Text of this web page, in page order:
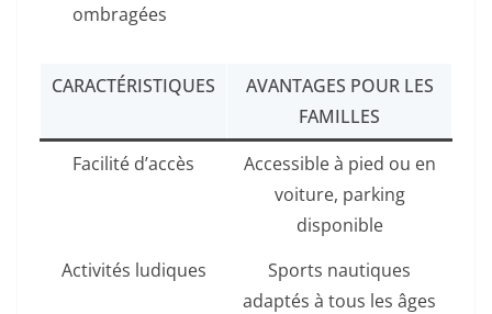
ombragées
CARACTÉRISTIQUES
AVANTAGES POUR LES
FAMILLES
Facilité d’accès
Accessible à pied ou en
voiture, parking
disponible
Activités ludiques
Sports nautiques
adaptés à tous les âges